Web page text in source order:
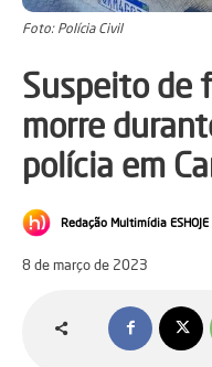
Foto: Polícia Civil
Suspeito de
morre
polícia em
Redação Multimídia ESHOJE
8 de março de 2023